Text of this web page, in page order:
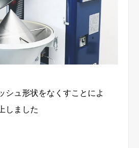
シュ形状をなくすことによ
しました